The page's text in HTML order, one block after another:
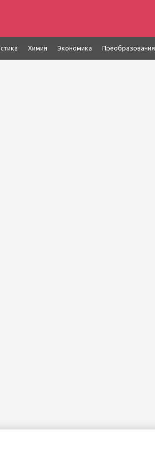
Химия Экономика Преобразования